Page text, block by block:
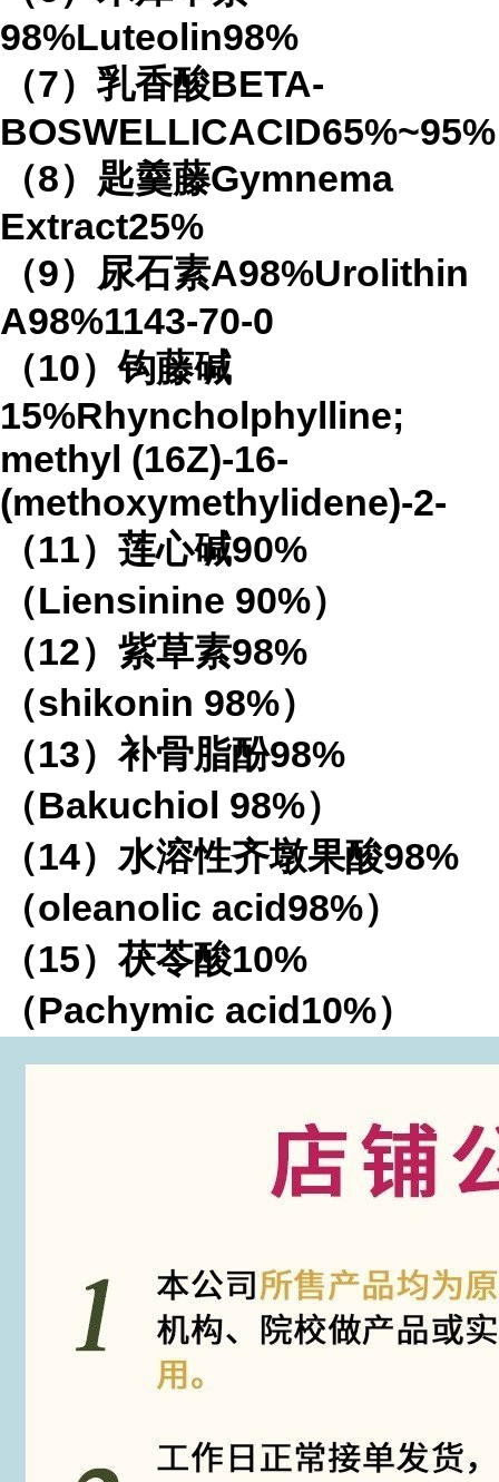
98%Luteolin98%
（7）乳香酸BETA-
BOSWELLICACID65%~95%
（8）匙羹藤Gymnema
Extract25%
（9）尿石素A98%Urolithin
A98%1143-70-0
（10）钩藤碱
15%Rhyncholphylline;
methyl (16Z)-16-
(methoxymethylidene)-2-
（11）莲心碱90%
（Liensinine 90%）
（12）紫草素98%
（shikonin 98%）
（13）补骨脂酚98%
（Bakuchiol 98%）
（14）水溶性齐墩果酸98%
（oleanolic acid98%）
（15）茯苓酸10%
（Pachymic acid10%）